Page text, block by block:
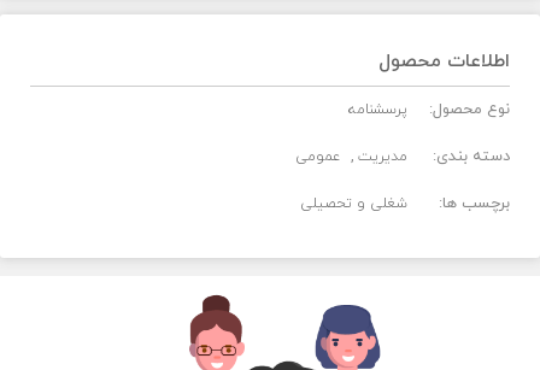
اطلاعات محصول
نوع محصول: پرسشنامه
دسته بندی: مدیریت عمومی
برچسب ها: شغلی و تحصیلی